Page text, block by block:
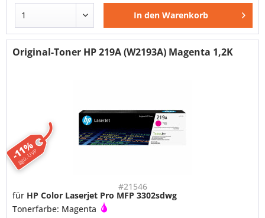
In den Warenkorb
-11%
ggü. UVP
Original-Toner HP 219A (W2193A) Magenta 1,2K
#21546
für HP Color Laserjet Pro MFP 3302sdwg
Tonerfarbe: Magenta